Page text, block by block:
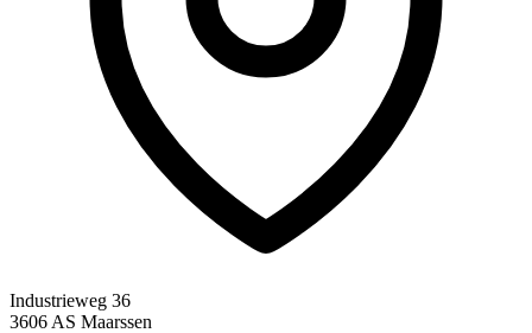
Industrieweg 36
3606 AS Maarssen